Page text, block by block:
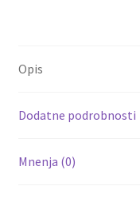
k
Opis
Dodatne podrobnosti
Mnenja (0)